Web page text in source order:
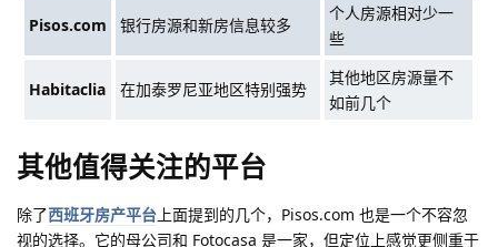
Pisos.com 银行房源和新房信息较多
个人房源相对少一
些
Habitaclia 在加泰罗尼亚地区特别强势
其他地区房源量不
如前几个
其他值得关注的平台
除了西班牙房产平台 上面提到的几个，Pisos.com 也是一个不容忽
视的选择。它的母公司和 Fotocasa 是一家，但定位上感觉更侧重于